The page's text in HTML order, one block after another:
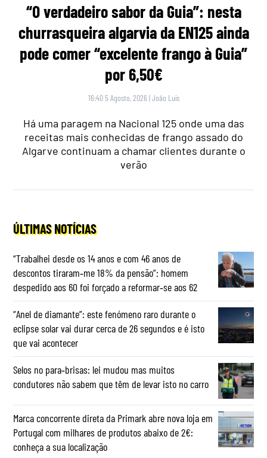
“O verdadeiro sabor da Guia”: nesta
churrasqueira algarvia da EN125 ainda
pode comer “excelente frango à Guia”
por 6,50€
16:40 5 Agosto, 2026 |João Luís
Há uma paragem na Nacional 125 onde uma das
receitas mais conhecidas de frango assado do
Algarve continuam a chamar clientes durante o
verão
ÚLTIMAS NOTÍCIAS
“Trabalhei desde os 14 anos e com 46 anos de
descontos tiraram‑me 18% da pensão”: homem
despedido aos 60 foi forçado a reformar‑se aos 62
“Anel de diamante”: este fenómeno raro durante o
eclipse solar vai durar cerca de 26 segundos e é isto
que vai acontecer
Selos no para‑brisas: lei mudou mas muitos
condutores não sabem que têm de levar isto no carro
Marca concorrente direta da Primark abre nova loja em
Portugal com milhares de produtos abaixo de 2€:
conheça a sua localização